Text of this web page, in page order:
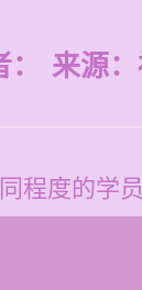
来源：
度的学